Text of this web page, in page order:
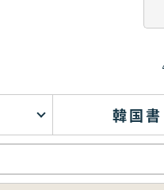
韓国書